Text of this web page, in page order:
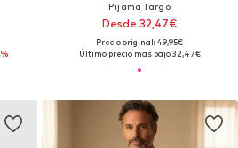
Pijama largo
Desde 32,47€
Precio original: 49,95€
Último precio más bajo:32,47€